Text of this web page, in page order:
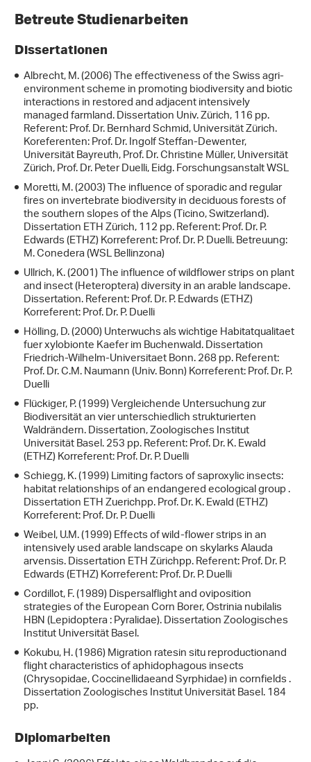
Betreute Studienarbeiten
Dissertationen
Albrecht, M. (2006) The effectiveness of the Swiss agri-
environment scheme in promoting biodiversity and biotic
interactions in restored and adjacent intensively
managed farmland. Dissertation Univ. Zürich, 116 pp.
Referent: Prof. Dr. Bernhard Schmid, Universität Zürich.
Koreferenten: Prof. Dr. Ingolf Steffan-Dewenter,
Universität Bayreuth, Prof. Dr. Christine Müller, Universität
Zürich, Prof. Dr. Peter Duelli, Eidg. Forschungsanstalt WSL
Moretti, M. (2003) The influence of sporadic and regular
fires on invertebrate biodiversity in deciduous forests of
the southern slopes of the Alps (Ticino, Switzerland).
Dissertation ETH Zürich, 112 pp. Referent: Prof. Dr. P.
Edwards (ETHZ) Korreferent: Prof. Dr. P. Duelli. Betreuung:
M. Conedera (WSL Bellinzona)
Ullrich, K. (2001) The influence of wildflower strips on plant
and insect (Heteroptera) diversity in an arable landscape.
Dissertation. Referent: Prof. Dr. P. Edwards (ETHZ)
Korreferent: Prof. Dr. P. Duelli
Hölling, D. (2000) Unterwuchs als wichtige Habitatqualitaet
fuer xylobionte Kaefer im Buchenwald. Dissertation
Friedrich-Wilhelm-Universitaet Bonn. 268 pp. Referent:
Prof. Dr. C.M. Naumann (Univ. Bonn) Korreferent: Prof. Dr. P.
Duelli
Flückiger, P. (1999) Vergleichende Untersuchung zur
Biodiversität an vier unterschiedlich strukturierten
Waldrändern. Dissertation, Zoologisches Institut
Universität Basel. 253 pp. Referent: Prof. Dr. K. Ewald
(ETHZ) Korreferent: Prof. Dr. P. Duelli
Schiegg, K. (1999) Limiting factors of saproxylic insects:
habitat relationships of an endangered ecological group .
Dissertation ETH Zuerichpp. Prof. Dr. K. Ewald (ETHZ)
Korreferent: Prof. Dr. P. Duelli
Weibel, U.M. (1999) Effects of wild-flower strips in an
intensively used arable landscape on skylarks Alauda
arvensis. Dissertation ETH Zürichpp. Referent: Prof. Dr. P.
Edwards (ETHZ) Korreferent: Prof. Dr. P. Duelli
Cordillot, F. (1989) Dispersalflight and oviposition
strategies of the European Corn Borer, Ostrinia nubilalis
HBN (Lepidoptera : Pyralidae). Dissertation Zoologisches
Institut Universität Basel.
Kokubu, H. (1986) Migration ratesin situ reproductionand
flight characteristics of aphidophagous insects
(Chrysopidae, Coccinellidaeand Syrphidae) in cornfields .
Dissertation Zoologisches Institut Universität Basel. 184
pp.
Diplomarbeiten